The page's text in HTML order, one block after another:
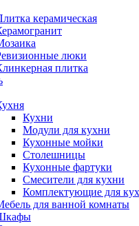
керамическая
люки
плитка
Кухни
Модули для кухни
Кухонные мойки
Столешницы
Кухонные фартуки
Смесители для кухни
Комплектующие для
для ванной комнаты